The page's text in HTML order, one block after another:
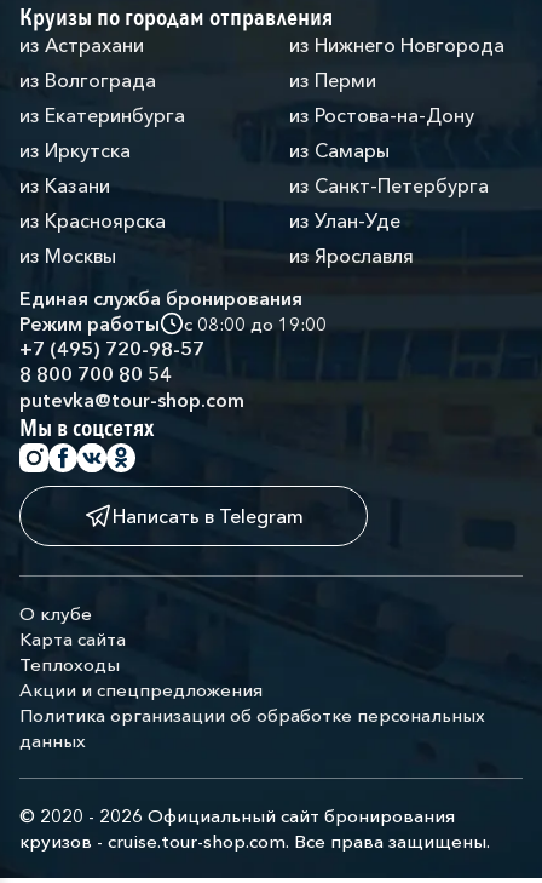
Круизы по городам отправления
из Астрахани
из Волгограда
из Екатеринбурга
из Иркутска
из Казани
из Красноярска
из Москвы
из Нижнего Новгорода
из Перми
из Ростова-на-Дону
из Самары
из Санкт-Петербурга
из Улан-Уде
из Ярославля
Единая служба бронирования
Режим работы
с 08:00 до 19:00
+7 (495) 720-98-57
8 800 700 80 54
putevka@tour-shop.com
Мы в соцсетях
Написать в Telegram
О клубе
Карта сайта
Теплоходы
Акции и спецпредложения
Политика организации об обработке персональных
данных
© 2020 - 2026 Официальный сайт бронирования
круизов - cruise.tour-shop.com. Все права защищены.